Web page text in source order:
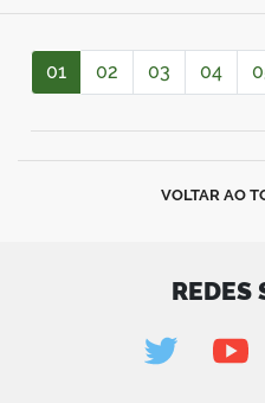
01 02 03 04
VOLTAR AO
REDES